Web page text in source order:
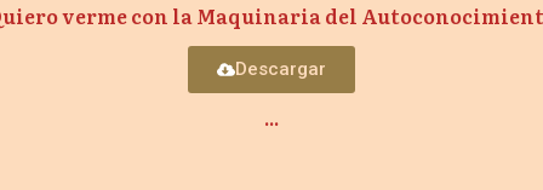
verme con la Maquinaria del
Descargar
...